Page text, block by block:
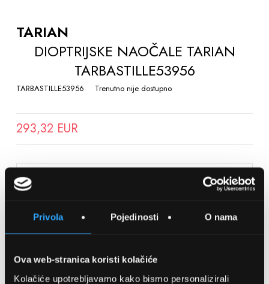
Privola Pojedinosti O nama
Ova web-stranica koristi kolačiće
Kolačiće upotrebljavamo kako bismo personalizirali
THE
BEGINNING
GALLERY
TARIAN
DIOPTRIJSKE NAOČALE TARIAN
TARBASTILLE53956
TARBASTILLE53956 Trenutno nije dostupno
293,32 EUR
SPREMITE NA LISTU ŽELJA
Detalji